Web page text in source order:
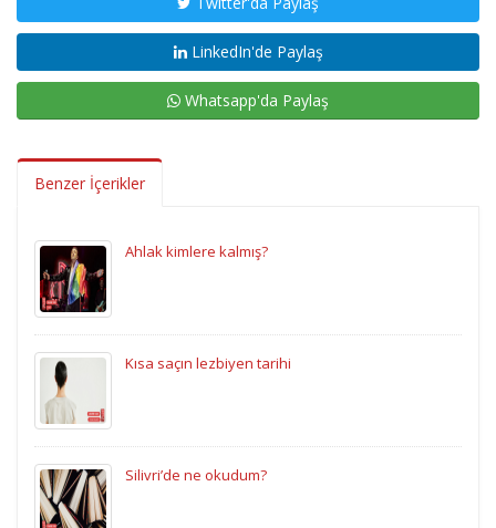
LinkedIn'de Paylaş
Whatsapp'da Paylaş
Benzer İçerikler
Ahlak kimlere kalmış?
Kısa saçın lezbiyen tarihi
Silivri’de ne okudum?